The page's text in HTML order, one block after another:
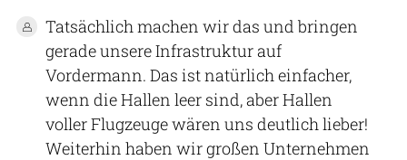
Tatsächlich machen wir das und bringen
gerade unsere Infrastruktur auf
Vordermann. Das ist natürlich einfacher,
wenn die Hallen leer sind, aber Hallen
voller Flugzeuge wären uns deutlich lieber!
Weiterhin haben wir großen Unternehmen